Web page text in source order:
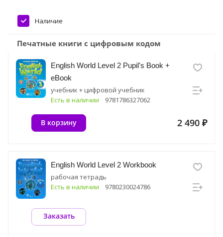
Наличие
Печатные книги с цифровым кодом
English World Level 2 Pupil's Book +
eBook
учебник + цифровой учебник
Есть в наличии
9781786327062
2 490 ₽
В корзину
English World Level 2 Workbook
рабочая тетрадь
Есть в наличии
9780230024786
Заказать